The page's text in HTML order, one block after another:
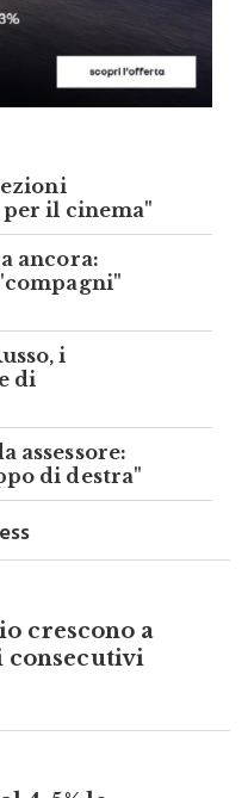
il cinema"
ancora:
i
di
assessore:
di destra"
crescono a
consecutivi